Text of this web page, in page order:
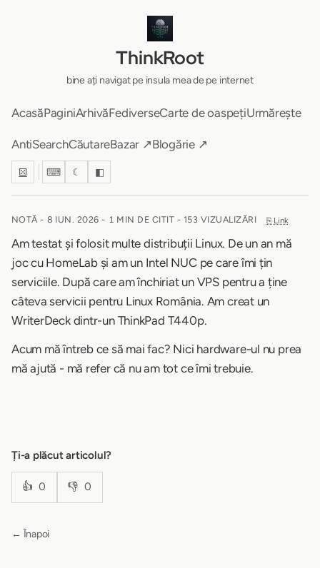
ThinkRoot
bine ați navigat pe insula mea de pe internet
AcasăPaginiArhivăFediverseCarte de oaspețiUrmărește
AntiSearchCăutareBazar ↗Blogărie ↗
⚄ ⌨ ☾ ◧
NOTĂ - 8 IUN. 2026 - 1 MIN DE CITIT - 153 VIZUALIZĂRI ⎘ Link
Am testat și folosit multe distribuții Linux. De un an mă
joc cu HomeLab și am un Intel NUC pe care îmi țin
serviciile. După care am închiriat un VPS pentru a ține
câteva servicii pentru Linux România. Am creat un
WriterDeck dintr-un ThinkPad T440p.
Acum mă întreb ce să mai fac? Nici hardware-ul nu prea
mă ajută - mă refer că nu am tot ce îmi trebuie.
Ți-a plăcut articolul?
👍 0 👎 0
← Înapoi